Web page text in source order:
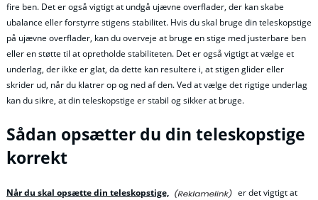
fire ben. Det er også vigtigt at undgå ujævne overflader, der kan skabe
ubalance eller forstyrre stigens stabilitet. Hvis du skal bruge din teleskopstige
på ujævne overflader, kan du overveje at bruge en stige med justerbare ben
eller en støtte til at opretholde stabiliteten. Det er også vigtigt at vælge et
underlag, der ikke er glat, da dette kan resultere i, at stigen glider eller
skrider ud, når du klatrer op og ned af den. Ved at vælge det rigtige underlag
kan du sikre, at din teleskopstige er stabil og sikker at bruge.
Sådan opsætter du din teleskopstige
korrekt
Når du skal opsætte din teleskopstige, er det vigtigt at